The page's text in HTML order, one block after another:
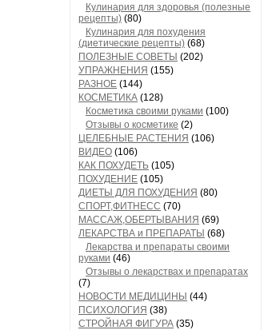
Кулинария для здоровья (полезные
рецепты) (80)
Кулинария для похудения
(диетические рецепты) (68)
ПОЛЕЗНЫЕ СОВЕТЫ (202)
УПРАЖНЕНИЯ (155)
РАЗНОЕ (144)
КОСМЕТИКА (128)
Косметика своими руками (100)
Отзывы о косметике (2)
ЦЕЛЕБНЫЕ РАСТЕНИЯ (106)
ВИДЕО (106)
КАК ПОХУДЕТЬ (105)
ПОХУДЕНИЕ (105)
ДИЕТЫ ДЛЯ ПОХУДЕНИЯ (80)
СПОРТ,ФИТНЕСС (70)
МАССАЖ,ОБЕРТЫВАНИЯ (69)
ЛЕКАРСТВА и ПРЕПАРАТЫ (68)
Лекарства и препараты своими
руками (46)
Отзывы о лекарствах и препаратах
(7)
НОВОСТИ МЕДИЦИНЫ (44)
ПСИХОЛОГИЯ (38)
СТРОЙНАЯ ФИГУРА (35)